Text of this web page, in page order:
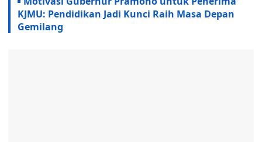
KJMU: Pendidikan Jadi Kunci Raih Masa Depan
Gemilang